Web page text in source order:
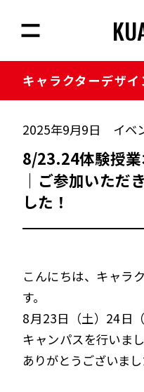
キャラクターデザ
2025年9月9日 イベ
8/23.24体験授
｜ご参加いただ
した！
こんにちは、キャラ
す。
8月23日（土）24日
キャンパスを行いま
ありがとうございま